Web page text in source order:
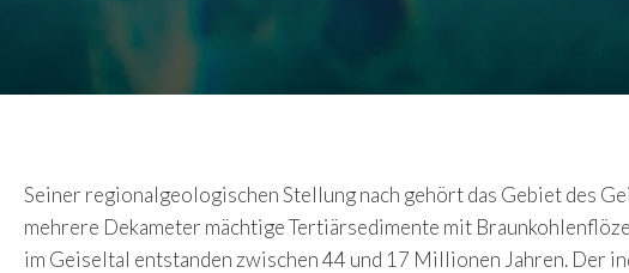
Seiner regionalgeologischen Stellung nach gehört das Gebiet des
mehrere Dekameter mächtige Tertiärsedimente mit
im Geiseltal entstanden zwischen 44 und 17 Millionen Jahren. Der